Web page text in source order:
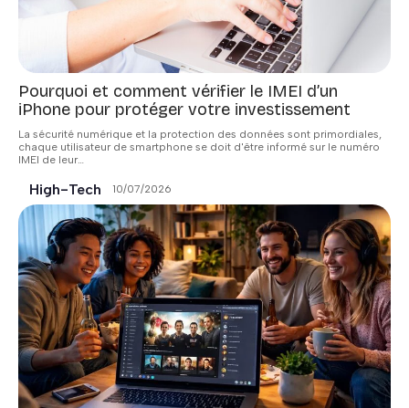
Pourquoi et comment vérifier le IMEI d’un
iPhone pour protéger votre investissement
La sécurité numérique et la protection des données sont primordiales,
chaque utilisateur de smartphone se doit d'être informé sur le numéro
IMEI de leur…
High-Tech 10/07/2026